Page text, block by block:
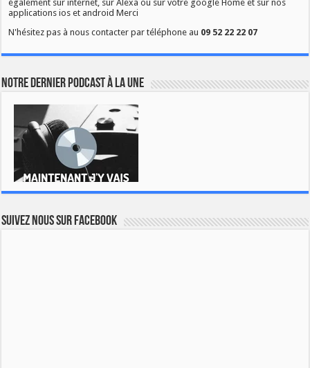
également sur internet, sur Alexa ou sur votre google Home et sur nos
applications ios et android Merci
N'hésitez pas à nous contacter par téléphone au 09 52 22 22 07
Notre dernier podcast à la une
Suivez nous sur Facebook